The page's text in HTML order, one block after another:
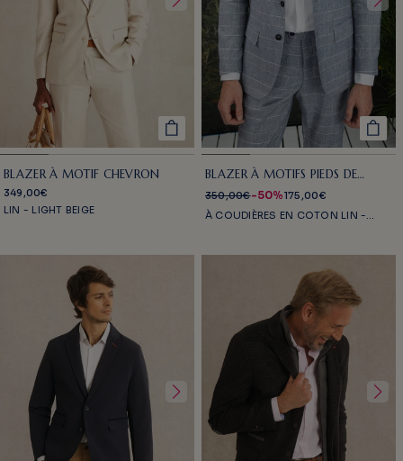
BLAZER À MOTIF CHEVRON
349,00€
LIN - LIGHT BEIGE
BLAZER À MOTIFS PIEDS DE
POULE
350,00€-50%175,00€
À COUDIÈRES EN COTON LIN -